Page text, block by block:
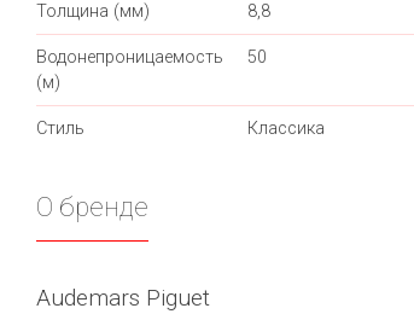
Толщина (мм) 8,8
Водонепроницаемость
(м)
50
Стиль Классика
О бренде
Audemars Piguet